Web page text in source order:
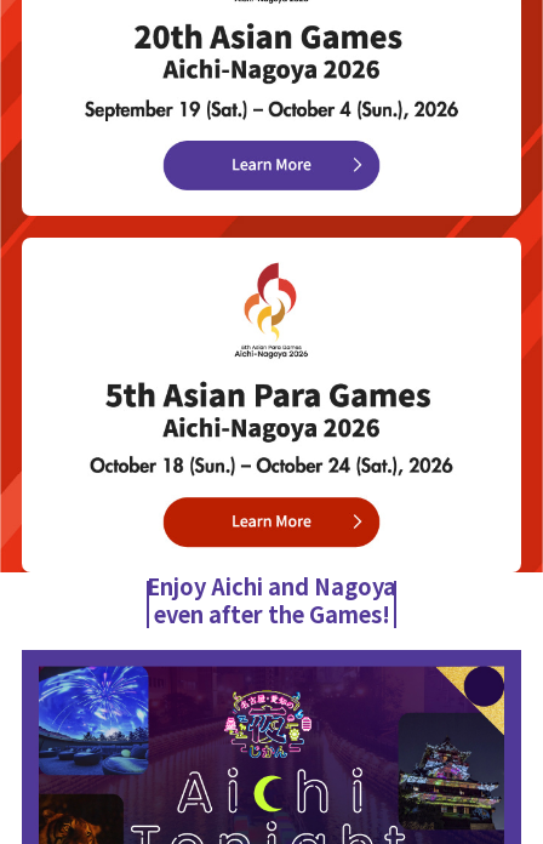
Enjoy Aichi and Nagoya
even after the Games!